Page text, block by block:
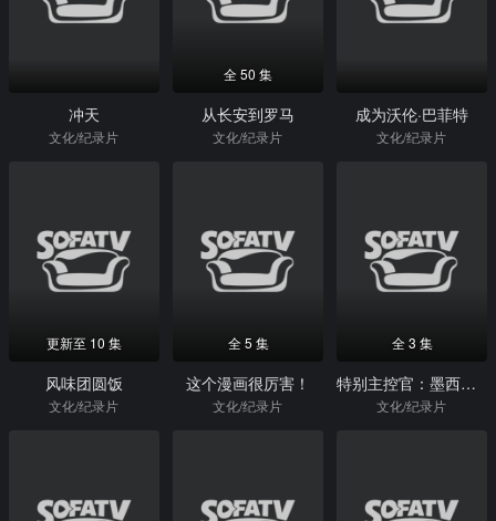
冲天
文化/纪录片
全 50 集
从长安到罗马
文化/纪录片
成为沃伦·巴菲特
文化/纪录片
更新至 10 集
风味团圆饭
文化/纪录片
全 5 集
这个漫画很厉害！
文化/纪录片
全 3 集
特别主控官：墨西哥女性命案守护者
文化/纪录片